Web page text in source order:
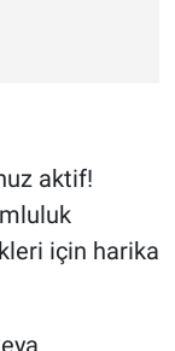
aktif!
için harika